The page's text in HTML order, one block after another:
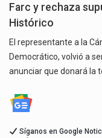
Farc y rechaza
Histórico
El representante a la
Democrático, volvió a
anunciar que donará la
Síganos en Google